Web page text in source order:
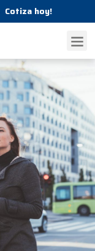
Cotiza hoy!